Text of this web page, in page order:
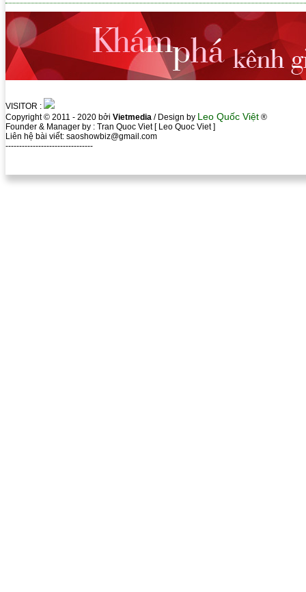
VISITOR :
Copyright © 2011 - 2020 bởi Vietmedia / Design by Leo Quốc Việt ®
Founder & Manager by : Tran Quoc Viet [ Leo Quoc Viet ]
Liên hệ bài viết: saoshowbiz@gmail.com
--------------------------------